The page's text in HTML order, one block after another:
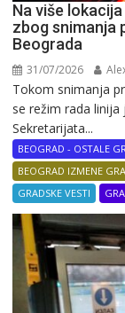
Na više
zbog snimanja
Beograda
31/07/2026
Tokom snimanja
se režim rada
Sekretarijata...
BEOGRAD - OSTALE
BEOGRAD IZMENE
GRADSKE VESTI